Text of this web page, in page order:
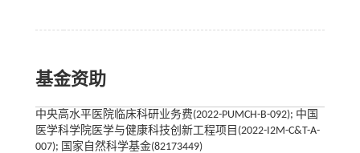
基金资助
中央高水平医院临床科研业务费(2022-PUMCH-B-092); 中国
医学科学院医学与健康科技创新工程项目(2022-I2M-C&T-A-
007); 国家自然科学基金(82173449)